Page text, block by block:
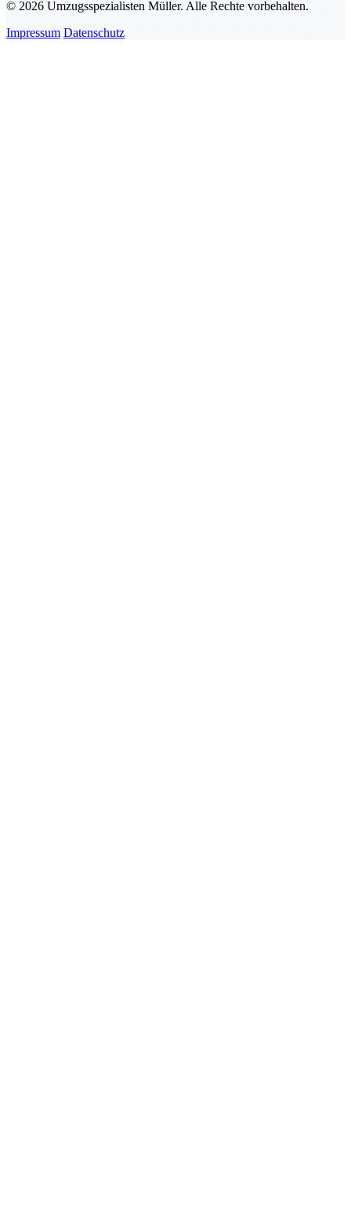
© 2026 Umzugsspezialisten Müller. Alle Rechte vorbehalten.
Impressum Datenschutz